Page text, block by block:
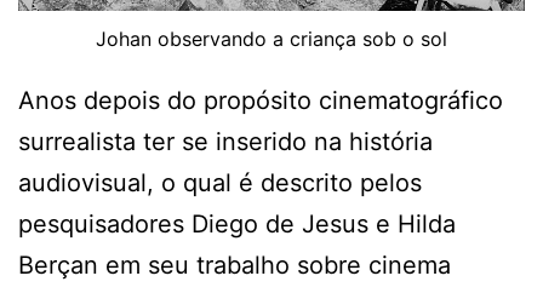
Johan observando a criança sob o sol
Anos depois do propósito cinematográfico
surrealista ter se inserido na história
audiovisual, o qual é descrito pelos
pesquisadores Diego de Jesus e Hilda
Berçan em seu trabalho sobre cinema